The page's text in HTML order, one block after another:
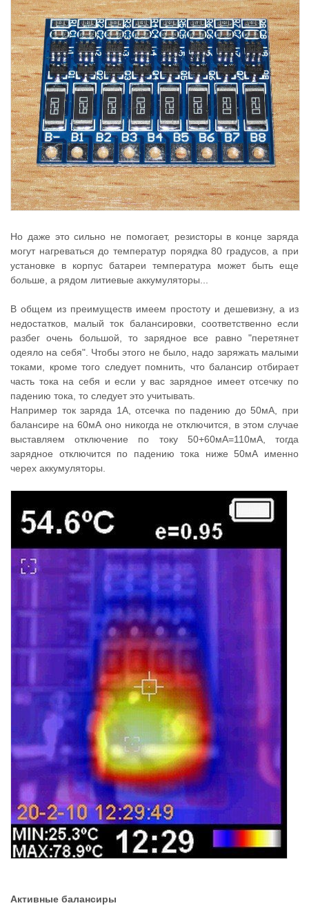
Но даже это сильно не помогает, резисторы в конце заряда
могут нагреваться до температур порядка 80 градусов, а при
установке в корпус батареи температура может быть еще
больше, а рядом литиевые аккумуляторы...
В общем из преимуществ имеем простоту и дешевизну, а из
недостатков, малый ток балансировки, соответственно если
разбег очень большой, то зарядное все равно "перетянет
одеяло на себя". Чтобы этого не было, надо заряжать малыми
токами, кроме того следует помнить, что балансир отбирает
часть тока на себя и если у вас зарядное имеет отсечку по
падению тока, то следует это учитывать.
Например ток заряда 1А, отсечка по падению до 50мА, при
балансире на 60мА оно никогда не отключится, в этом случае
выставляем отключение по току 50+60мА=110мА, тогда
зарядное отключится по падению тока ниже 50мА именно
черех аккумуляторы.
Активные балансиры